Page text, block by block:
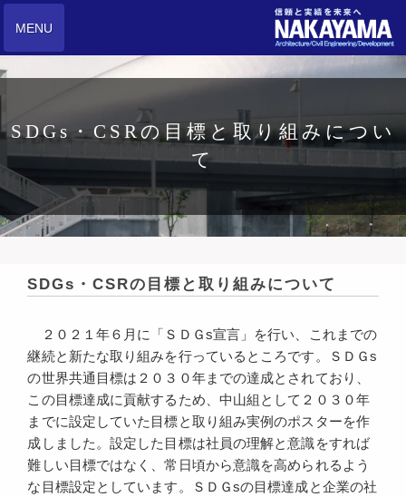
MENU
SDGs・CSRの目標と取り組みについ
て
SDGs・CSRの目標と取り組みについて
２０２１年６月に「ＳＤＧs宣言」を行い、これまでの
継続と新たな取り組みを行っているところです。ＳＤＧs
の世界共通目標は２０３０年までの達成とされており、
この目標達成に貢献するため、中山組として２０３０年
までに設定していた目標と取り組み実例のポスターを作
成しました。設定した目標は社員の理解と意識をすれば
難しい目標ではなく、常日頃から意識を高められるよう
な目標設定としています。ＳＤＧsの目標達成と企業の社